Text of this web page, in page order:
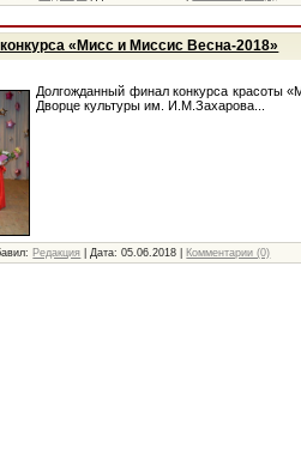
«Мисс и Миссис Весна-2018»
Долгожданный финал конкурса красоты
Дворце культуры им. И.М.Захарова...
Редакция |Дата: 05.06.2018 Комментарии (0)